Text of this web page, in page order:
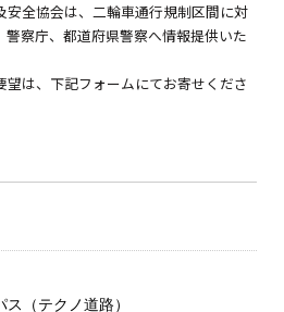
安全協会は、二輪車通行規制区間に対
察庁、都道府県警察へ情報提供いた
は、下記フォームにてお寄せくださ